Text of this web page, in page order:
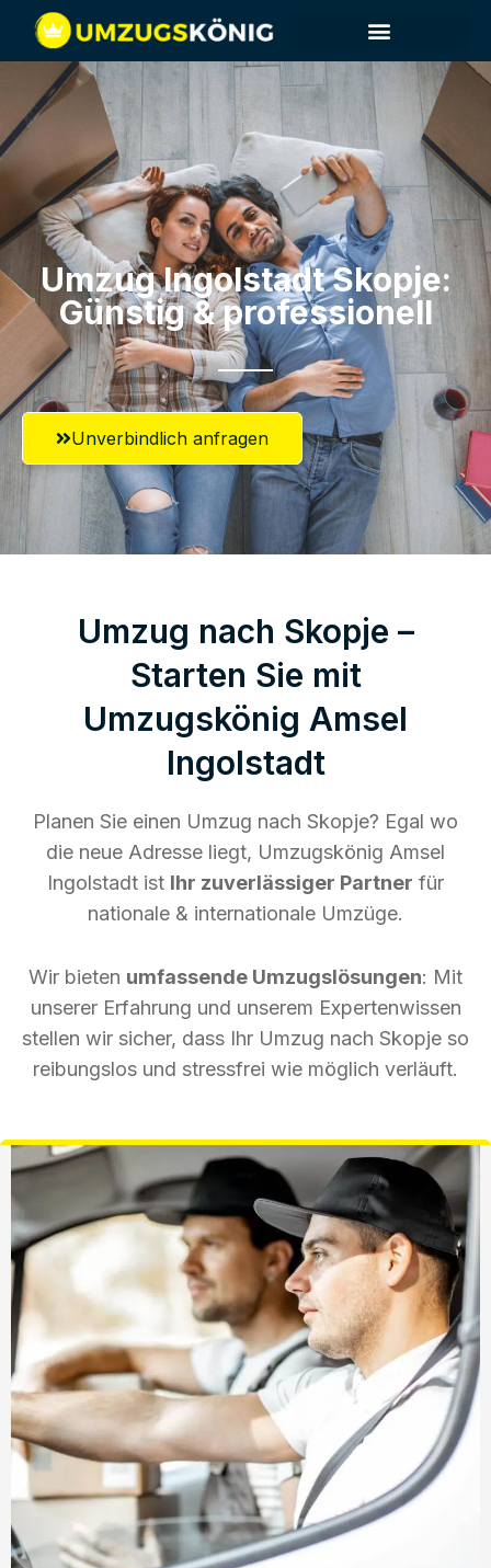
Umzug Ingolstadt​ Skopje:
Günstig & professionell​
Unverbindlich anfragen
Umzug nach Skopje –
Starten Sie mit
Umzugskönig Amsel
Ingolstadt
Planen Sie einen Umzug nach Skopje? Egal wo
die neue Adresse liegt, Umzugskönig Amsel
Ingolstadt ist Ihr zuverlässiger Partner für
nationale & internationale Umzüge.
Wir bieten umfassende Umzugslösungen: Mit
unserer Erfahrung und unserem Expertenwissen
stellen wir sicher, dass Ihr Umzug nach Skopje so
reibungslos und stressfrei wie möglich verläuft.